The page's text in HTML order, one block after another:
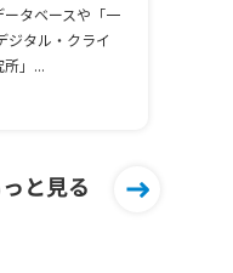
タベースや「一
ジタル・クライ
」...
と見る